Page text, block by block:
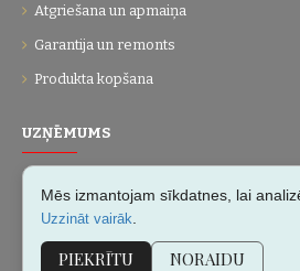
Atgriešana un apmaiņa
Garantija un remonts
Produkta kopšana
UZŅĒMUMS
Kontakti
Vietnes karte
Mēs izmantojam sīkdatnes, lai
Uzzināt vairāk
PIEKRĪTU NORAIDU